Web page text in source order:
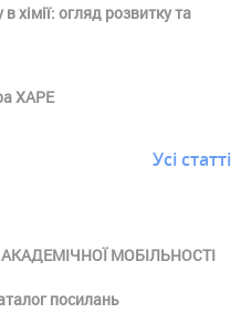
хімії: огляд розвитку та
ХАРЕ
Усі статті
МОБІЛЬНОСТІ
посилань